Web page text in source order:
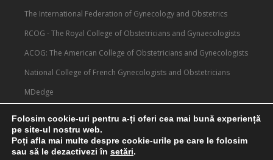
The International Federation of Gynecology and Obstetrics
RCOG - The Royal College of Obstetricians and Gynaecologists
ACOG: The American College of Obstetricians and Gynecologists
National College of French Gynecologists and Obstetricians
MDedge
Folosim cookie-uri pentru a-ți oferi cea mai bună experiență
pe site-ul nostru web.
Poți afla mai multe despre cookie-urile pe care le folosim
sau să le dezactivezi în setări.